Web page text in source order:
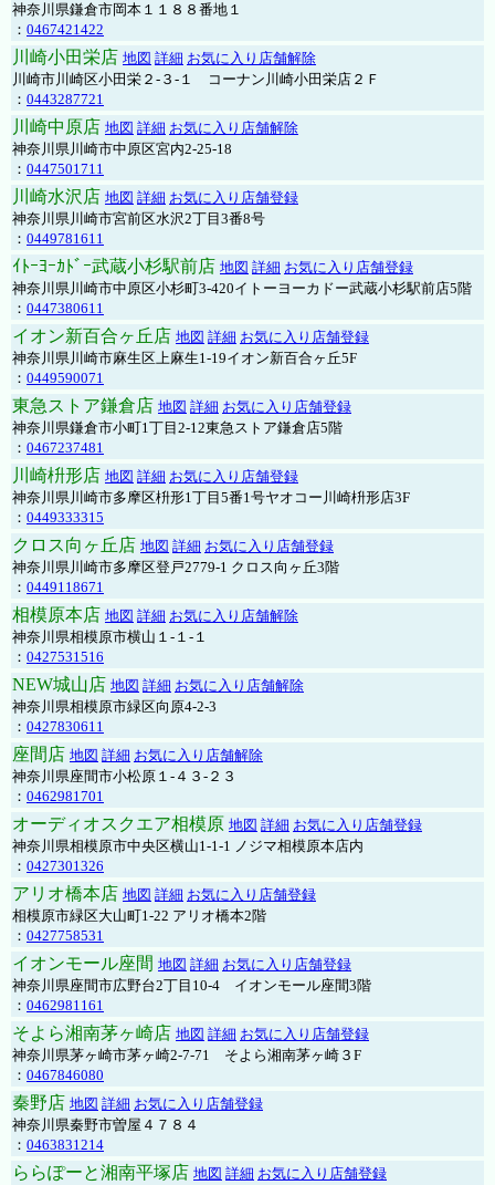
神奈川県鎌倉市岡本１１８８番地１
： 0467421422
川崎小田栄店 地図 詳細 お気に入り店舗解除
川崎市川崎区小田栄２‐３‐１ コーナン川崎小田栄店２Ｆ
： 0443287721
川崎中原店 地図 詳細 お気に入り店舗解除
神奈川県川崎市中原区宮内2-25-18
： 0447501711
川崎水沢店 地図 詳細 お気に入り店舗登録
神奈川県川崎市宮前区水沢2丁目3番8号
： 0449781611
ｲﾄｰﾖｰｶﾄﾞｰ武蔵小杉駅前店 地図 詳細 お気に入り店舗登録
神奈川県川崎市中原区小杉町3-420イトーヨーカドー武蔵小杉駅前店5階
： 0447380611
イオン新百合ヶ丘店 地図 詳細 お気に入り店舗登録
神奈川県川崎市麻生区上麻生1-19イオン新百合ヶ丘5F
： 0449590071
東急ストア鎌倉店 地図 詳細 お気に入り店舗登録
神奈川県鎌倉市小町1丁目2-12東急ストア鎌倉店5階
： 0467237481
川崎枡形店 地図 詳細 お気に入り店舗登録
神奈川県川崎市多摩区枡形1丁目5番1号ヤオコー川崎枡形店3F
： 0449333315
クロス向ヶ丘店 地図 詳細 お気に入り店舗登録
神奈川県川崎市多摩区登戸2779-1 クロス向ヶ丘3階
： 0449118671
相模原本店 地図 詳細 お気に入り店舗解除
神奈川県相模原市横山１-１-１
： 0427531516
NEW城山店 地図 詳細 お気に入り店舗解除
神奈川県相模原市緑区向原4-2-3
： 0427830611
座間店 地図 詳細 お気に入り店舗解除
神奈川県座間市小松原１-４３-２３
： 0462981701
オーディオスクエア相模原 地図 詳細 お気に入り店舗登録
神奈川県相模原市中央区横山1-1-1 ノジマ相模原本店内
： 0427301326
アリオ橋本店 地図 詳細 お気に入り店舗登録
相模原市緑区大山町1-22 アリオ橋本2階
： 0427758531
イオンモール座間 地図 詳細 お気に入り店舗登録
神奈川県座間市広野台2丁目10-4 イオンモール座間3階
： 0462981161
そよら湘南茅ヶ崎店 地図 詳細 お気に入り店舗登録
神奈川県茅ヶ崎市茅ヶ崎2‐7‐71 そよら湘南茅ヶ崎３F
： 0467846080
秦野店 地図 詳細 お気に入り店舗登録
神奈川県秦野市曽屋４７８４
： 0463831214
ららぽーと湘南平塚店 地図 詳細 お気に入り店舗登録